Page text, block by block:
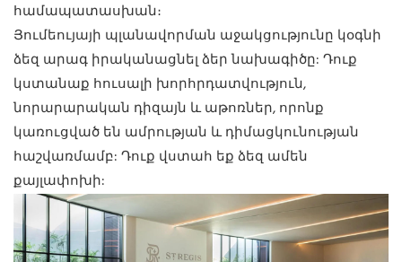
համապատասխան։
Յումեույայի պլանավորման աջակցությունը կօգնի
ձեզ արագ իրականացնել ձեր նախագիծը: Դուք
կստանաք հուսալի խորհրդատվություն,
նորարարական դիզայն և աթոռներ, որոնք
կառուցված են ամրության և դիմացկունության
հաշվառմամբ: Դուք վստահ եք ձեզ ամեն
քայլափոխի: